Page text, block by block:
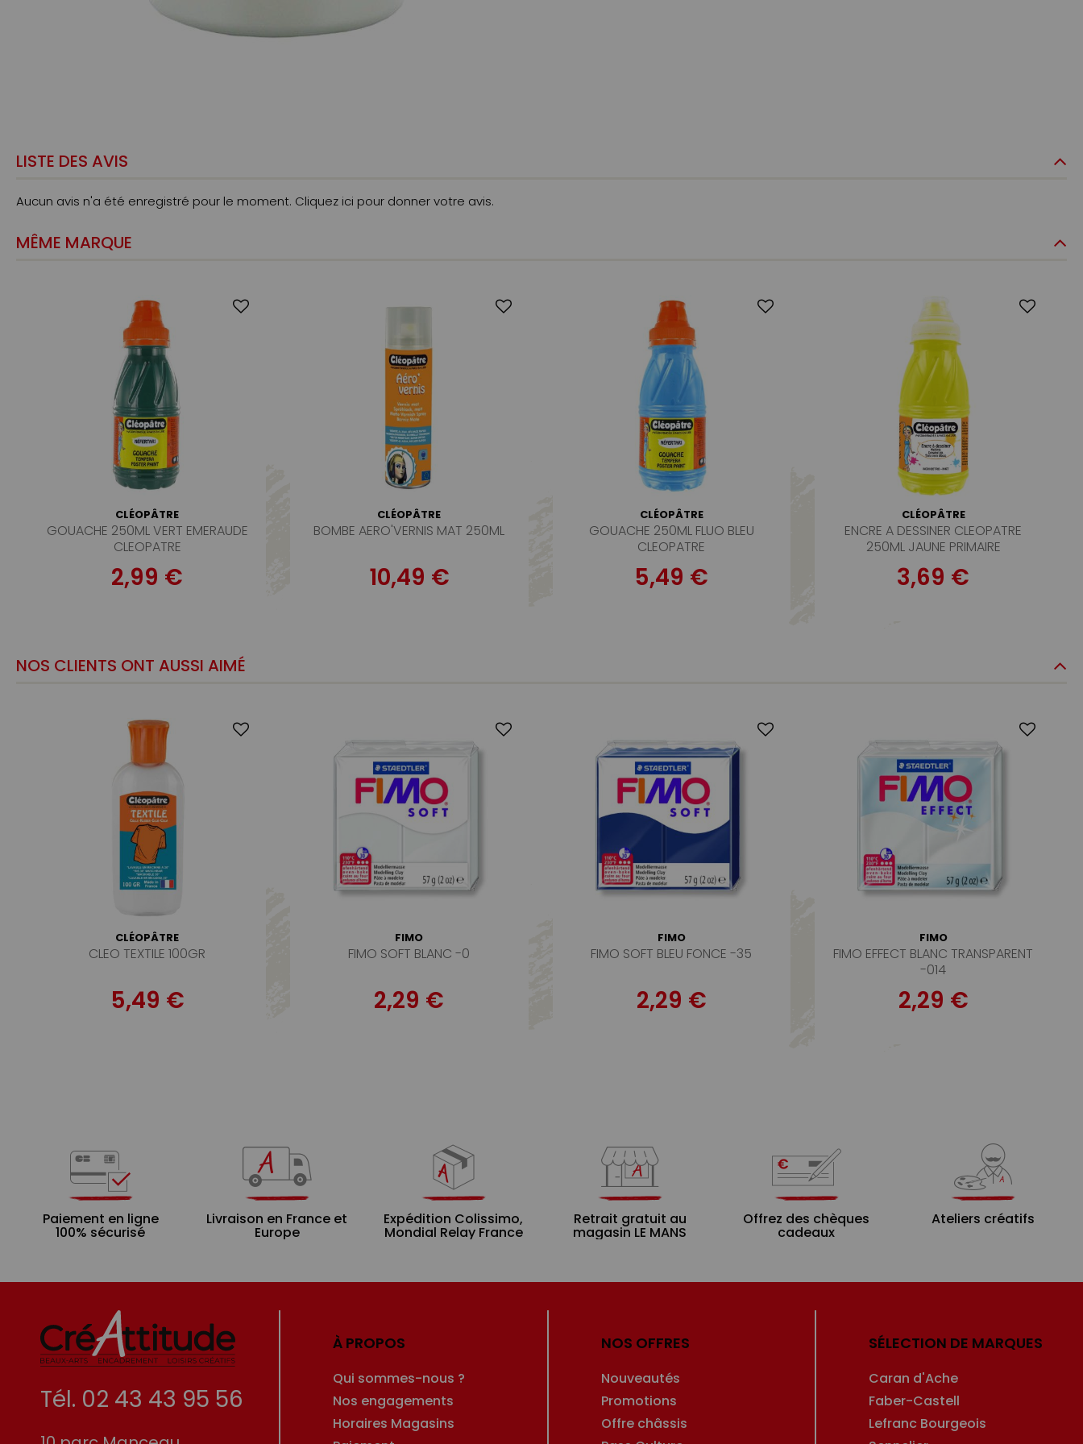
LISTE DES AVIS
Aucun avis n'a été enregistré pour le moment. Cliquez ici pour donner votre avis.
MÊME MARQUE
CLÉOPÂTRE
GOUACHE 250ML VERT EMERAUDE
CLEOPATRE
2,99 €
CLÉOPÂTRE
BOMBE AERO'VERNIS MAT 250ML
10,49 €
CLÉOPÂTRE
GOUACHE 250ML FLUO BLEU
CLEOPATRE
5,49 €
CLÉOPÂTRE
ENCRE A DESSINER CLEOPATRE
250ML JAUNE PRIMAIRE
3,69 €
NOS CLIENTS ONT AUSSI AIMÉ
CLÉOPÂTRE
CLEO TEXTILE 100GR
5,49 €
FIMO
FIMO SOFT BLANC -0
2,29 €
FIMO
FIMO SOFT BLEU FONCE -35
2,29 €
FIMO
FIMO EFFECT BLANC TRANSPARENT
-014
2,29 €
Paiement en ligne
100% sécurisé
Livraison en France et
Europe
Expédition Colissimo,
Mondial Relay France
Retrait gratuit au
magasin LE MANS
Offrez des chèques
cadeaux
Ateliers créatifs
Tél. 02 43 43 95 56
À PROPOS
Qui sommes-nous ?
Nos engagements
Horaires Magasins
NOS OFFRES
Nouveautés
Promotions
Offre châssis
SÉLECTION DE MARQUES
Caran d'Ache
Faber-Castell
Lefranc Bourgeois